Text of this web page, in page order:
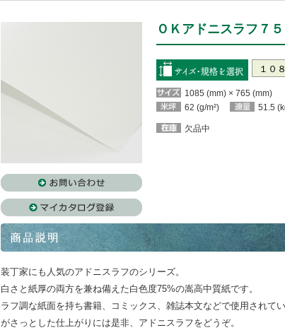
ＯＫアドニスラフ７５
1085 (mm) × 765 (mm)
62 (g/m²)
51.5
欠品中
装丁家にも人気のアドニスラフのシリーズ。
白さと紙厚の両方を兼ね備えた白色度75%の嵩高中質紙です。
ラフ調な紙面を持ち書籍、コミックス、雑誌本文などで使用されてい
がさっとした仕上がりには是非、アドニスラフをどうぞ。